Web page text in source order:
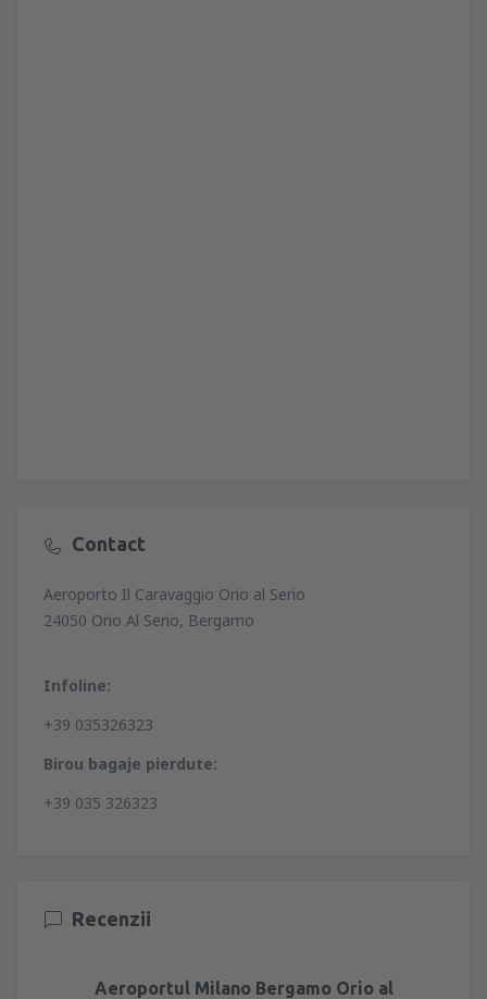
Contact
Aeroporto Il Caravaggio Orio al Serio
24050 Orio Al Serio, Bergamo
Infoline:
+39 035326323
Birou bagaje pierdute:
+39 035 326323
Recenzii
Aeroportul Milano Bergamo Orio al